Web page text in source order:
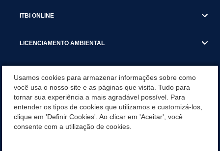
ITBI ONLINE
LICENCIAMENTO AMBIENTAL
SERVIÇOS
SERVIÇOS DO DEPARTAMENTO DE RECEITA MUNICIPAL
Usamos cookies para armazenar informações sobre como
você usa o nosso site e as páginas que visita. Tudo para
tornar sua experiência a mais agradável possível. Para
entender os tipos de cookies que utilizamos e customizá-los,
clique em 'Definir Cookies'. Ao clicar em 'Aceitar', você
consente com a utilização de cookies.